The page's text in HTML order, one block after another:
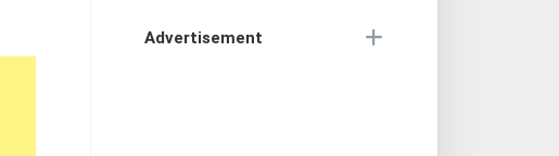
Advertisement